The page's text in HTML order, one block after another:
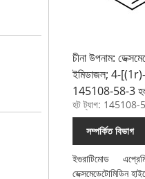
চীনা উপনাম:
ইমিডাজল; 4-[(1r)-
145108-58-3 হল
হট ট্যাগ: 145108-
সম্পর্কিত বিভাগ
ইগুরাটিমোড
ডেক্সমেডেটোমিডিন